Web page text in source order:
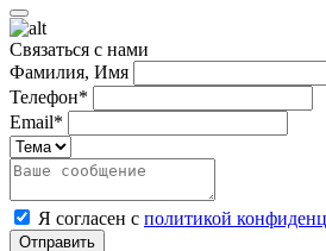
Связаться с нами
Фамилия, Имя
Телефон*
Email*
Я согласен с политикой